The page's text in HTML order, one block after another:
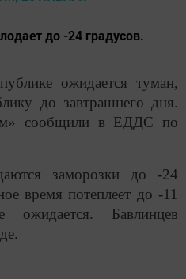
до -24 градусов.
ожидается туман,
до завтрашнего дня.
сообщили в ЕДДС по
заморозки до -24
время потеплеет до -11
ожидается. Бавлинцев